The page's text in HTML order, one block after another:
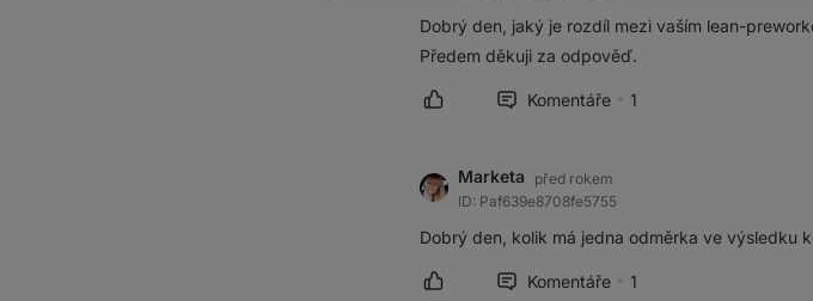
Dobrý den, jaký je rozdíl mezi vaším lean-
Předem děkuji za odpověď.
Označit příspěvek jako přínosný
Komentáře 1
Marketa
před rokem
ID: Paf639e8708fe5755
Dobrý den, kolik má jedna odměrka ve výsledku
Označit příspěvek jako přínosný
Komentáře 1